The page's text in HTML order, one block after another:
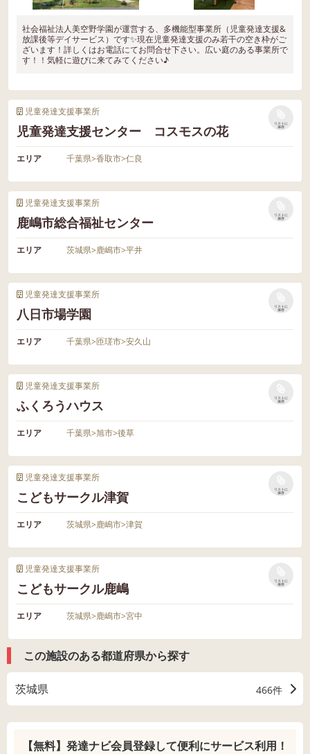
社会福祉法人美空野学園が運営する、多機能型事業所（児童発達支援&
放課後等デイサービス）です✨現在児童発達支援のみ若干の空き枠がご
ざいます！詳しくはお電話にてお問合せ下さい。広い庭のある事業所で
す！！気軽に遊びに来てみてください♪
児童発達支援事業所
児童発達支援センター コスモスの花
リストに
保存
エリア 千葉県>香取市>仁良
児童発達支援事業所
鹿嶋市総合福祉センター
リストに
保存
エリア 茨城県>鹿嶋市>平井
児童発達支援事業所
八日市場学園
リストに
保存
エリア 千葉県>匝瑳市>安久山
児童発達支援事業所
ふくろうハウス
リストに
保存
エリア 千葉県>旭市>後草
児童発達支援事業所
こどもサークル津賀
リストに
保存
エリア 茨城県>鹿嶋市>津賀
児童発達支援事業所
こどもサークル鹿嶋
リストに
保存
エリア 茨城県>鹿嶋市>宮中
この施設のある都道府県から探す
茨城県 466件
【無料】発達ナビ会員登録して便利にサービス利用！